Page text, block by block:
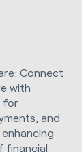
Connect
with
for
and
financial